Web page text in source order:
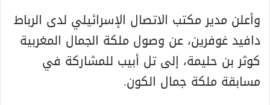
وأعلن مدير مكتب الاتصال الإسرائيلي لدى الرباط
دافيد غوفرين، عن وصول ملكة الجمال المغربية
كوثر بن حليمة، إلى تل أبيب للمشاركة في
مسابقة ملكة جمال الكون.